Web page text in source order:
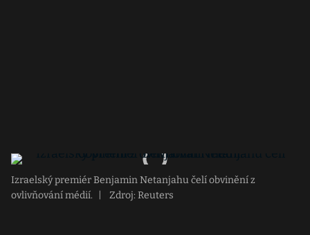
Izraelský premiér Benjamin Netanjahu čelí obvinění z
ovlivňování médií.
Zdroj: Reuters